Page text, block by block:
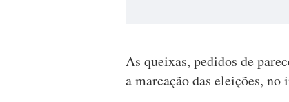
As queixas, pedidos de
a marcação das eleições,